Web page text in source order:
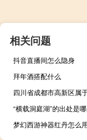
相关问题
抖音直播间怎么隐身
拜年酒搭配什么
“横载洞庭湖”的出处是
梦幻西游神器红丹怎么